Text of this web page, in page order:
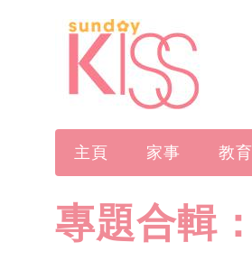
主頁 家事 教育
專題合輯：